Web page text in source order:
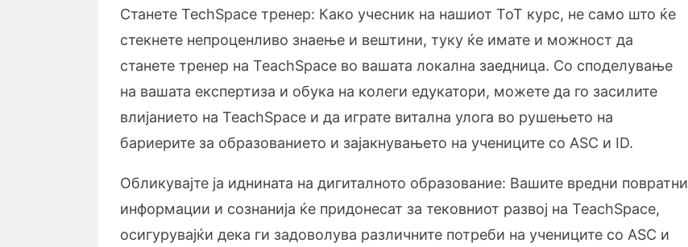
Станете TechSpace тренер: Како учесник на нашиот ToT курс, не само што ќе
стекнете непроценливо знаење и вештини, туку ќе имате и можност да
станете тренер на TeachSpace во вашата локална заедница. Со споделување
на вашата експертиза и обука на колеги едукатори, можете да го засилите
влијанието на TeachSpace и да играте витална улога во рушењето на
бариерите за образованието и зајакнувањето на учениците со ASC и ID.
Обликувајте ја иднината на дигиталното образование: Вашите вредни повратни
информации и сознанија ќе придонесат за тековниот развој на TeachSpace,
осигурувајќи дека ги задоволува различните потреби на учениците со ASC и